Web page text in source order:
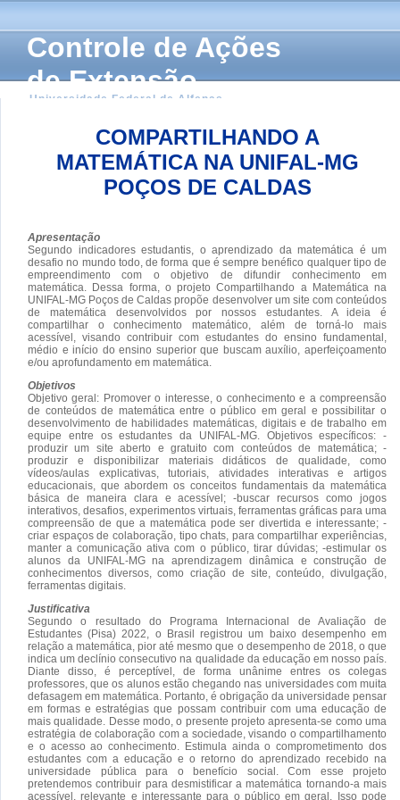
Controle de Ações
de Extensão
Universidade Federal de Alfenas
COMPARTILHANDO A
MATEMÁTICA NA UNIFAL-MG
POÇOS DE CALDAS
Apresentação
Segundo indicadores estudantis, o aprendizado da matemática é um
desafio no mundo todo, de forma que é sempre benéfico qualquer tipo de
empreendimento com o objetivo de difundir conhecimento em
matemática. Dessa forma, o projeto Compartilhando a Matemática na
UNIFAL-MG Poços de Caldas propõe desenvolver um site com conteúdos
de matemática desenvolvidos por nossos estudantes. A ideia é
compartilhar o conhecimento matemático, além de torná-lo mais
acessível, visando contribuir com estudantes do ensino fundamental,
médio e início do ensino superior que buscam auxílio, aperfeiçoamento
e/ou aprofundamento em matemática.
Objetivos
Objetivo geral: Promover o interesse, o conhecimento e a compreensão
de conteúdos de matemática entre o público em geral e possibilitar o
desenvolvimento de habilidades matemáticas, digitais e de trabalho em
equipe entre os estudantes da UNIFAL-MG. Objetivos específicos: -
produzir um site aberto e gratuito com conteúdos de matemática; -
produzir e disponibilizar materiais didáticos de qualidade, como
vídeos/aulas explicativas, tutoriais, atividades interativas e artigos
educacionais, que abordem os conceitos fundamentais da matemática
básica de maneira clara e acessível; -buscar recursos como jogos
interativos, desafios, experimentos virtuais, ferramentas gráficas para uma
compreensão de que a matemática pode ser divertida e interessante; -
criar espaços de colaboração, tipo chats, para compartilhar experiências,
manter a comunicação ativa com o público, tirar dúvidas; -estimular os
alunos da UNIFAL-MG na aprendizagem dinâmica e construção de
conhecimentos diversos, como criação de site, conteúdo, divulgação,
ferramentas digitais.
Justificativa
Segundo o resultado do Programa Internacional de Avaliação de
Estudantes (Pisa) 2022, o Brasil registrou um baixo desempenho em
relação a matemática, pior até mesmo que o desempenho de 2018, o que
indica um declínio consecutivo na qualidade da educação em nosso país.
Diante disso, é perceptível, de forma unânime entres os colegas
professores, que os alunos estão chegando nas universidades com muita
defasagem em matemática. Portanto, é obrigação da universidade pensar
em formas e estratégias que possam contribuir com uma educação de
mais qualidade. Desse modo, o presente projeto apresenta-se como uma
estratégia de colaboração com a sociedade, visando o compartilhamento
e o acesso ao conhecimento. Estimula ainda o comprometimento dos
estudantes com a educação e o retorno do aprendizado recebido na
universidade pública para o benefício social. Com esse projeto
pretendemos contribuir para desmistificar a matemática tornando-a mais
acessível, relevante e interessante para o público em geral. Isso pode